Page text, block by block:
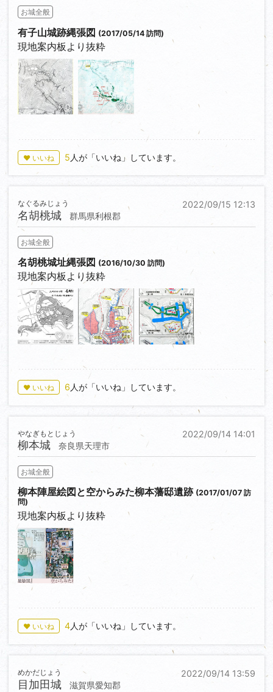
お城全般
有子山城跡縄張図 (2017/05/14 訪問)
現地案内板より抜粋
0 0
♥ いいね 5 人が「いいね」しています。
2022/09/15 12:13
名胡桃城
なぐるみじょう
群馬県利根郡
お城全般
名胡桃城址縄張図 (2016/10/30 訪問)
現地案内板より抜粋
0 0 0
♥ いいね 6 人が「いいね」しています。
2022/09/14 14:01
柳本城
やなぎもとじょう
奈良県天理市
お城全般
柳本陣屋絵図と空からみた柳本藩邸遺跡 (2017/01/07 訪
問)
現地案内板より抜粋
0
♥ いいね 4人が「いいね」しています。
2022/09/14 13:59
目加田城
めかだじょう
滋賀県愛知郡